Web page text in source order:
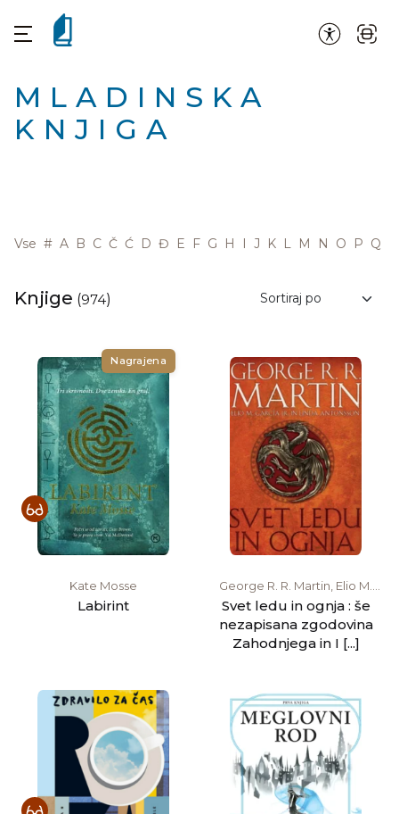
MLADINSKA
KNJIGA
Vse # A B C Č Ć D Đ E F G H I J K L M N O P Q
Knjige (974)
Nagrajena
Kate Mosse
Labirint
George R. R. Martin, Elio M.
García, Linda Antonsson
Svet ledu in ognja : še
nezapisana zgodovina
Zahodnjega in I [...]